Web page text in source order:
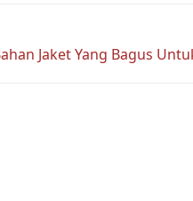
Jaket Yang Bagus